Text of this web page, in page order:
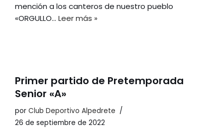
mención a los canteros de nuestro pueblo
«ORGULLO… Leer más »
Primer partido de Pretemporada
Senior «A»
por Club Deportivo Alpedrete
26 de septiembre de 2022